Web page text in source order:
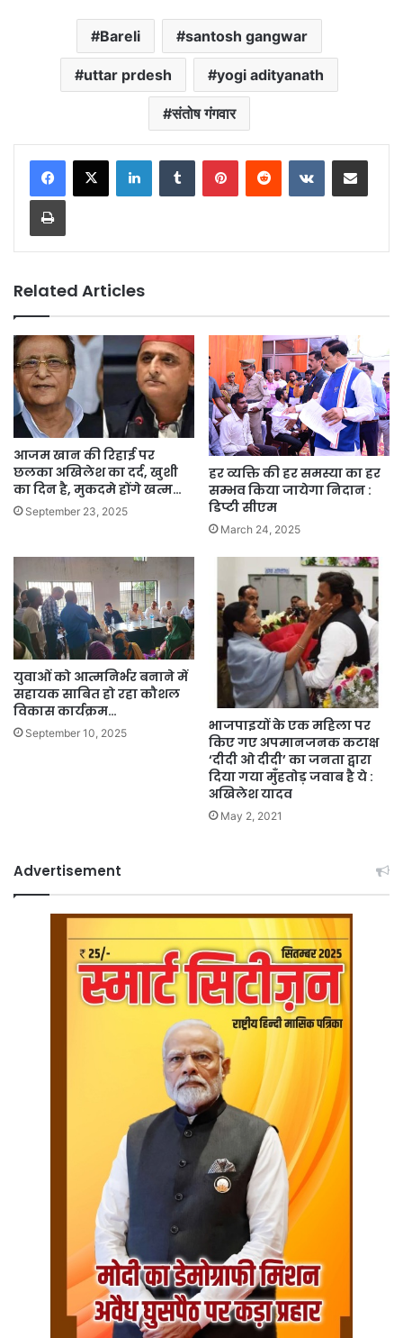
Bareli santosh gangwar
uttar prdesh yogi adityanath
संतोष गंगवार
LinkedInTumblr PinterestReddit VKontakteShare via Email
Print
Related Articles
आजम खान की रिहाई पर
छलका अखिलेश का दर्द, खुशी
का दिन है, मुकदमे होंगे खत्म…
September 23, 2025
हर व्यक्ति की हर समस्या का हर
सम्भव किया जायेगा निदान :
डिप्टी सीएम
March 24, 2025
युवाओं को आत्मनिर्भर बनाने में
सहायक साबित हो रहा कौशल
विकास कार्यक्रम…
September 10, 2025
भाजपाइयों के एक महिला पर
किए गए अपमानजनक कटाक्ष
‘दीदी ओ दीदी’ का जनता द्वारा
दिया गया मुँहतोड़ जवाब है ये :
अखिलेश यादव
May 2, 2021
Advertisement